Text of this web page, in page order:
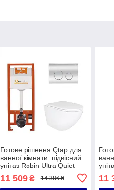
Готове рішення Qtap для
ванної кімнати: підвісний
унітаз Robin Ultra Quiet
490x365x325 + комплект
інсталяції Nest 4 в 1
11 509₴ 14 386 ₴ 11